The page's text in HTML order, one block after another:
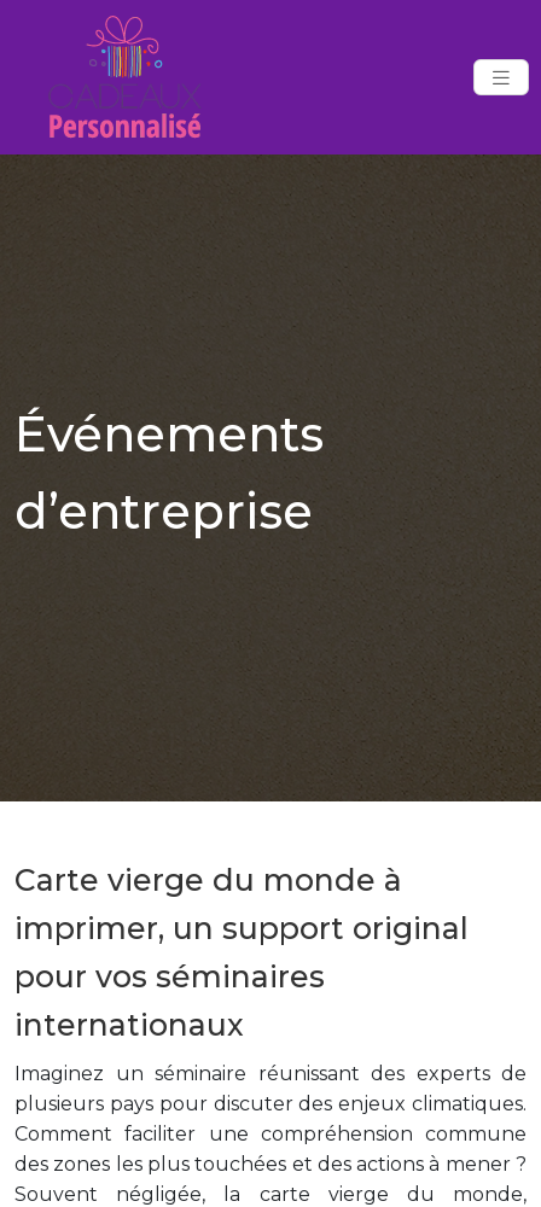
Événements
d’entreprise
Carte vierge du monde à
imprimer, un support original
pour vos séminaires
internationaux
Imaginez un séminaire réunissant des experts de
plusieurs pays pour discuter des enjeux climatiques.
Comment faciliter une compréhension commune
des zones les plus touchées et des actions à mener ?
Souvent négligée, la carte vierge du monde,